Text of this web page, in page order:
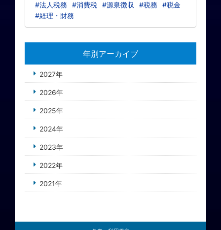
#法人税務
#消費税 #源泉徴収 #税務
#税金
#経理・財務
年別アーカイブ
2027年
2026年
2025年
2024年
2023年
2022年
2021年